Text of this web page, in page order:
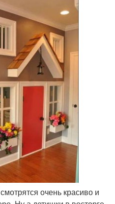
очень красиво и